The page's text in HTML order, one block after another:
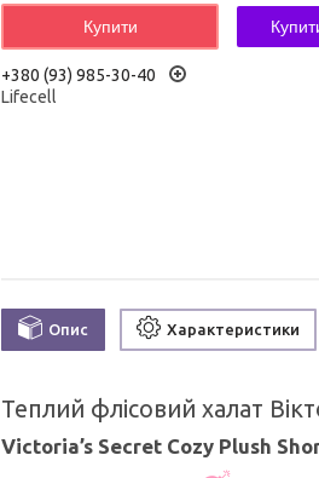
Купити
+380 (93) 985-30-40
Lifecell
Опис Характеристики
Теплий флісовий халат
Victoria’s Secret Cozy Plush